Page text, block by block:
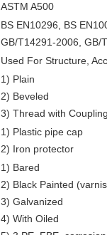
ASTM A500
BS EN10296, BS
GB/T14291-2006, GB/
Used For Structure,
1) Plain
2) Beveled
3) Thread with
1) Plastic pipe cap
2) Iron protector
1) Bared
2) Black Painted
3) Galvanized
4) With Oiled